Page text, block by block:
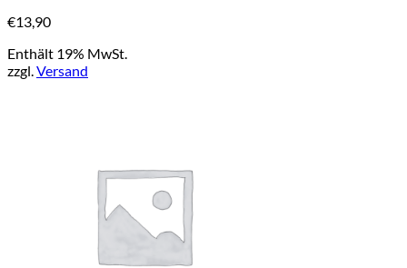
€13,90
Enthält 19% MwSt.
zzgl.Versand